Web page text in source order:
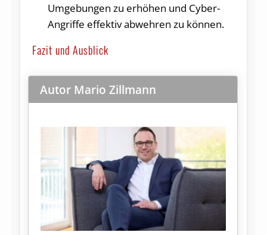
Umgebungen zu erhöhen und Cyber-
Angriffe effektiv abwehren zu können.
Fazit und Ausblick
Autor Mario Zillmann